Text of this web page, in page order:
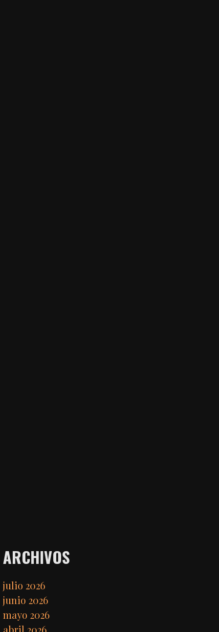
ARCHIVOS
julio 2026
junio 2026
mayo 2026
abril 2026